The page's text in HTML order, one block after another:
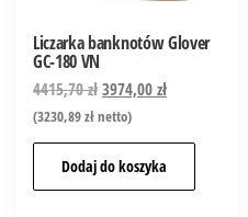
Liczarka banknotów Glover
GC-180 VN
4415,70zł3974,00zł
(3230,89złnetto)
Dodaj do koszyka